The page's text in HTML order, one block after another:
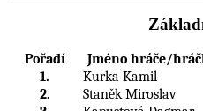
Pořadí Jméno hráče/
1.
Kurka Kamil
2.
Staněk Miroslav